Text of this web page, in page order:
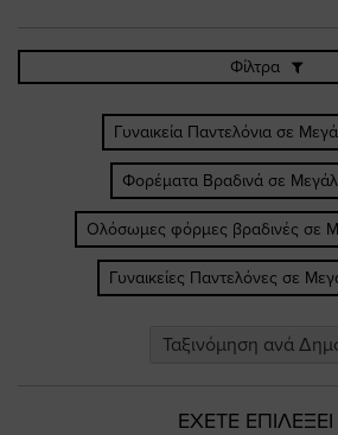
Φίλτρα
Γυναικεία Παντελόνια σε
Φορέματα Βραδινά σε
Ολόσωμες φόρμες βραδινές σε
Γυναικείες Παντελόνες σε
ΕΧΕΤΕ ΕΠΙΛΕΞΕΙ